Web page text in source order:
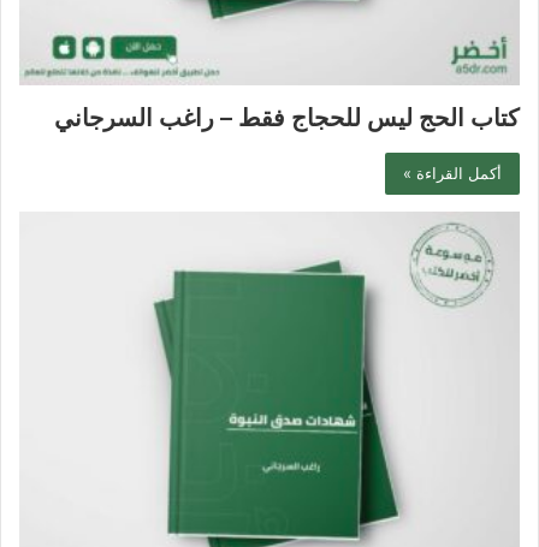
كتاب الحج ليس للحجاج فقط – راغب السرجاني
أكمل القراءة »